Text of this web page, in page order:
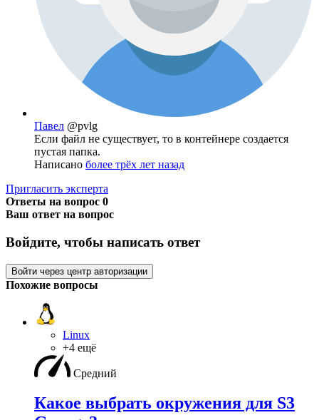
Павел @pvlg
Если файл не существует, то в контейнере создается
пустая папка.
Написано более трёх лет назад
Пригласить эксперта
Ответы на вопрос 0
Ваш ответ на вопрос
Войдите, чтобы написать ответ
Войти через центр авторизации
Похожие вопросы
Linux
+4 ещё
Средний
Какое выбрать окружения для S3